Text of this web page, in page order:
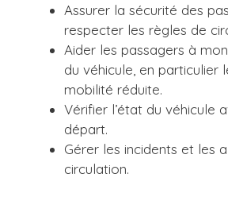
Assurer la sécurité des
respecter les règles de
Aider les passagers à
du véhicule, en particulier
mobilité réduite.
Vérifier l’état du véhicule
départ.
Gérer les incidents et les
circulation.